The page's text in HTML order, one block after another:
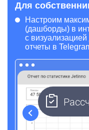
Для
Настроим
(дашборды) в
с
отчеты в
Назад